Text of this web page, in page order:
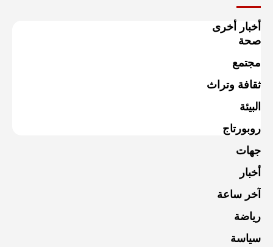
أخبار أخرى
صحة
مجتمع
ثقافة وتراث
البيئة
روبورتاج
جهات
أخبار
آخر ساعة
رياضة
سياسة